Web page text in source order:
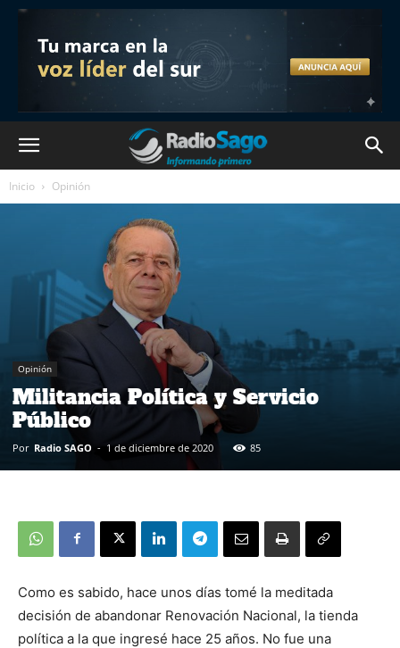
Inicio Opinión
Opinión
Militancia Política y Servicio
Público
Por Radio SAGO - 1 de diciembre de 2020 85
Como es sabido, hace unos días tomé la meditada
decisión de abandonar Renovación Nacional, la tienda
política a la que ingresé hace 25 años. No fue una